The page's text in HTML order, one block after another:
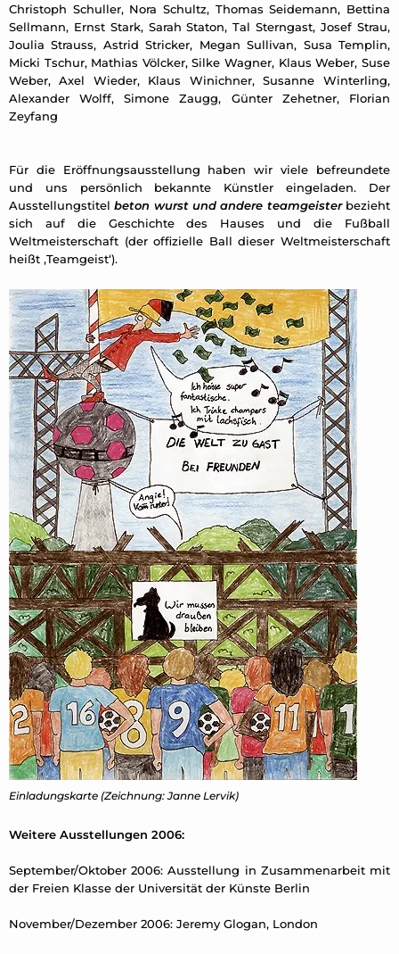
Christoph Schuller, Nora Schultz, Thomas Seidemann, Bettina
Sellmann, Ernst Stark, Sarah Staton, Tal Sterngast, Josef Strau,
Joulia Strauss, Astrid Stricker, Megan Sullivan, Susa Templin,
Micki Tschur, Mathias Völcker, Silke Wagner, Klaus Weber, Suse
Weber, Axel Wieder, Klaus Winichner, Susanne Winterling,
Alexander Wolff, Simone Zaugg, Günter Zehetner, Florian
Zeyfang
Für die Eröffnungsausstellung haben wir viele befreundete
und uns persönlich bekannte Künstler eingeladen. Der
Ausstellungstitelbeton wurst und andere teamgeisterbezieht
sich auf die Geschichte des Hauses und die Fußball
Weltmeisterschaft (der offizielle Ball dieser Weltmeisterschaft
heißt ‚Teamgeist‘).
Einladungskarte (Zeichnung: Janne Lervik)
Weitere Ausstellungen 2006:
September/Oktober 2006: Ausstellung in Zusammenarbeit mit
der Freien Klasse der Universität der Künste Berlin
November/Dezember 2006: Jeremy Glogan, London